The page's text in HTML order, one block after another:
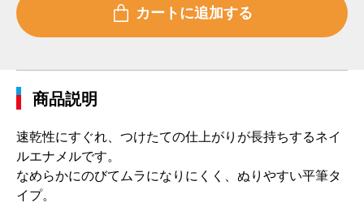
商品説明
速乾性にすぐれ、つけたての仕上がりが長持ちするネイ
ルエナメルです。
なめらかにのびてムラになりにくく、ぬりやすい平筆タ
イプ。